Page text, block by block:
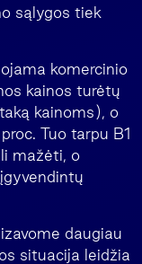
sąlygos tiek
komercinio
kainos turėtų
kainoms), o
Tuo tarpu B1
mažėti, o
daugiau
situacija leidžia